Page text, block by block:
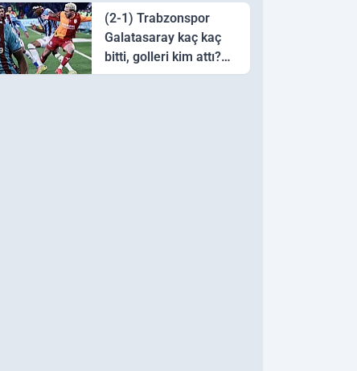
sözünü söyleyen halk
ozanı hangisidir?
(2-1) Trabzonspor
Galatasaray kaç kaç
bitti, golleri kim attı?
Trabzonspor